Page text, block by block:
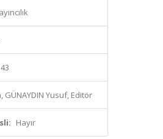
GÜNAYDIN Yusuf, Editör
Hayır